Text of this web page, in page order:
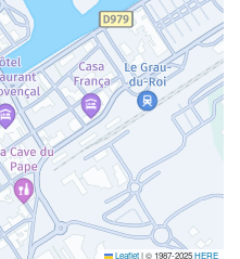
Leaflet|© 1987-2025HERE